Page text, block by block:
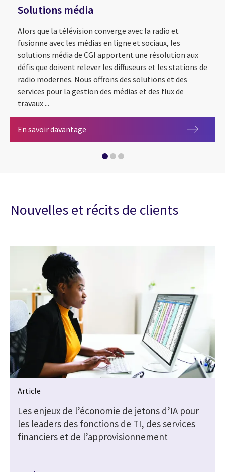
Solutions média
Alors que la télévision converge avec la radio et
fusionne avec les médias en ligne et sociaux, les
solutions média de CGI apportent une résolution aux
défis que doivent relever les diffuseurs et les stations de
radio modernes. Nous offrons des solutions et des
services pour la gestion des médias et des flux de
travaux ...
En savoir davantage
Solutions pour salles de presse
Intelligence artificielle
Nouvelles et récits de clients
Article
Les enjeux de l’économie de jetons d’IA pour
les leaders des fonctions de TI, des services
financiers et de l’approvisionnement